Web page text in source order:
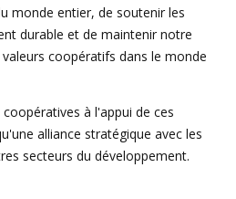
monde entier, de soutenir les
durable et de maintenir notre
coopératifs dans le monde
à l'appui de ces
alliance stratégique avec les
secteurs du développement.